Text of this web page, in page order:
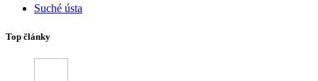
Suché ústa
Top články